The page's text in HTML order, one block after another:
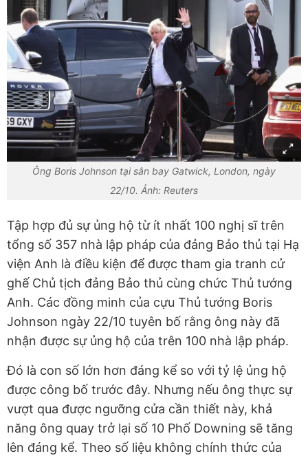
Ông Boris Johnson tại sân bay Gatwick, London, ngày
22/10. Ảnh: Reuters
Tập hợp đủ sự ủng hộ từ ít nhất 100 nghị sĩ trên
tổng số 357 nhà lập pháp của đảng Bảo thủ tại Hạ
viện Anh là điều kiện để được tham gia tranh cử
ghế Chủ tịch đảng Bảo thủ cùng chức Thủ tướng
Anh. Các đồng minh của cựu Thủ tướng Boris
Johnson ngày 22/10 tuyên bố rằng ông này đã
nhận được sự ủng hộ của trên 100 nhà lập pháp.
Đó là con số lớn hơn đáng kể so với tỷ lệ ủng hộ
được công bố trước đây. Nhưng nếu ông thực sự
vượt qua được ngưỡng cửa cần thiết này, khả
năng ông quay trở lại số 10 Phố Downing sẽ tăng
lên đáng kể. Theo số liệu không chính thức của